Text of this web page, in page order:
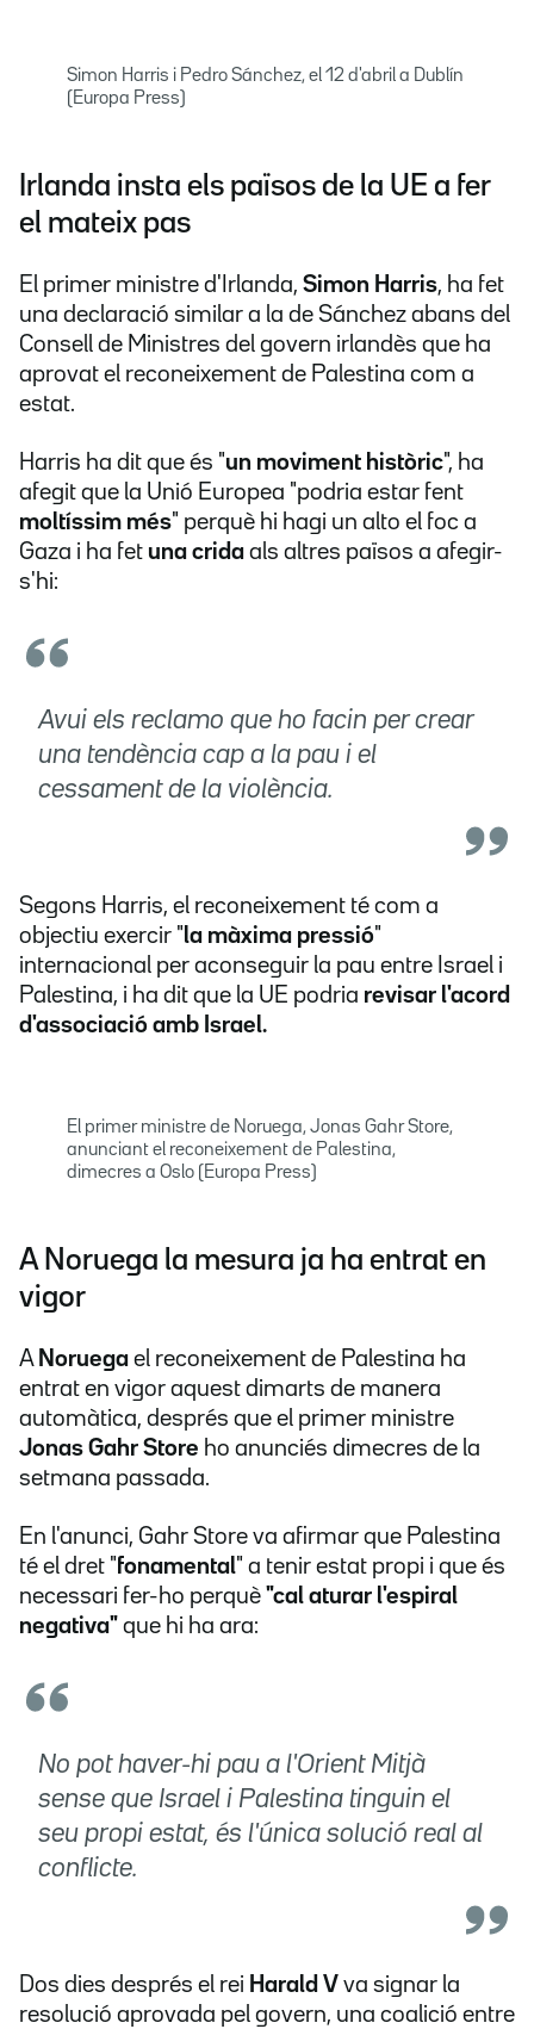
Simon Harris i Pedro Sánchez, el 12 d'abril a Dublín
(Europa Press)
Irlanda insta els països de la UE a fer
el mateix pas
El primer ministre d'Irlanda, Simon Harris, ha fet
una declaració similar a la de Sánchez abans del
Consell de Ministres del govern irlandès que ha
aprovat el reconeixement de Palestina com a
estat.
Harris ha dit que és "un moviment històric", ha
afegit que la Unió Europea "podria estar fent
moltíssim més" perquè hi hagi un alto el foc a
Gaza i ha fet una crida als altres països a afegir-
s'hi:
Avui els reclamo que ho facin per crear
una tendència cap a la pau i el
cessament de la violència.
Segons Harris, el reconeixement té com a
objectiu exercir " la màxima pressió"
internacional per aconseguir la pau entre Israel i
Palestina, i ha dit que la UE podria revisar l'acord
d'associació amb Israel.
El primer ministre de Noruega, Jonas Gahr Store,
anunciant el reconeixement de Palestina,
dimecres a Oslo (Europa Press)
A Noruega la mesura ja ha entrat en
vigor
A Noruega el reconeixement de Palestina ha
entrat en vigor aquest dimarts de manera
automàtica, després que el primer ministre
Jonas Gahr Store ho anunciés dimecres de la
setmana passada.
En l'anunci, Gahr Store va afirmar que Palestina
té el dret " fonamental" a tenir estat propi i que és
necessari fer-ho perquè "cal aturar l'espiral
negativa" que hi ha ara:
No pot haver-hi pau a l'Orient Mitjà
sense que Israel i Palestina tinguin el
seu propi estat, és l'única solució real al
conflicte.
Dos dies després el rei Harald V va signar la
resolució aprovada pel govern, una coalició entre